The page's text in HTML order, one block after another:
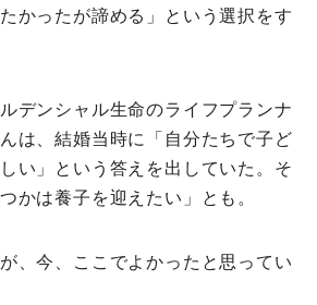
ジンとは
と
かったが諦める」という選択をす
デンシャル生命のライフプランナ
は、結婚当時に「自分たちで子ど
い」という答えを出していた。そ
かは養子を迎えたい」とも。
、今、ここでよかったと思ってい